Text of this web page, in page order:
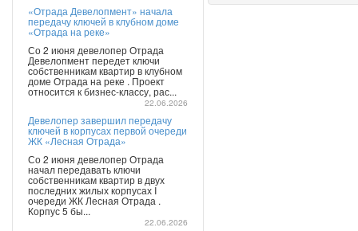
«Отрада Девелопмент» начала
передачу ключей в клубном доме
«Отрада на реке»
Со 2 июня девелопер Отрада
Девелопмент передет ключи
собственникам квартир в клубном
доме Отрада на реке . Проект
относится к бизнес-классу, рас...
22.06.2026
Девелопер завершил передачу
ключей в корпусах первой очереди
ЖК «Лесная Отрада»
Со 2 июня девелопер Отрада
начал передавать ключи
собственникам квартир в двух
последних жилых корпусах I
очереди ЖК Лесная Отрада .
Корпус 5 бы...
22.06.2026